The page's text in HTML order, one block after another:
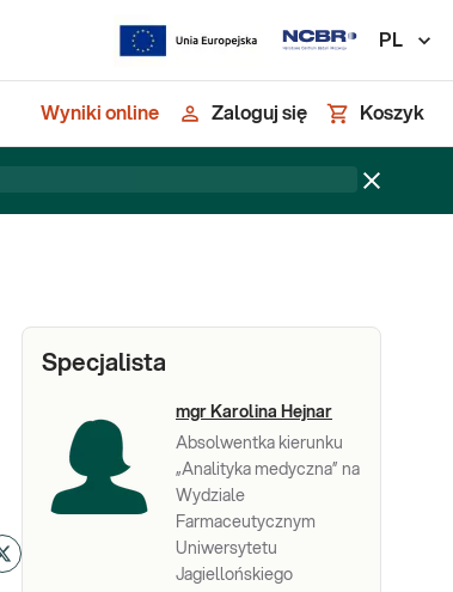
PL
Wyniki online Zaloguj się Koszyk
Specjalista
mgr Karolina Hejnar
Absolwentka kierunku
„Analityka medyczna” na
Wydziale
Farmaceutycznym
Uniwersytetu
Jagiellońskiego